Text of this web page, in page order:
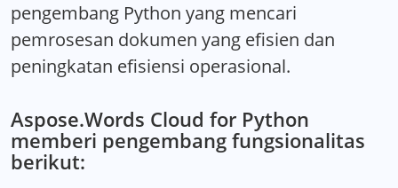
pengembang Python yang mencari
pemrosesan dokumen yang efisien dan
peningkatan efisiensi operasional.
Aspose.Words Cloud for Python
memberi pengembang fungsionalitas
berikut: